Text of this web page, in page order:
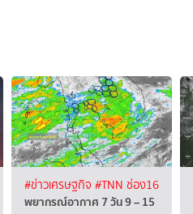
#ข่าวเศรษฐกิจ #TNN ช่อง16
พยากรณ์อากาศ 7 วัน 9 – 15